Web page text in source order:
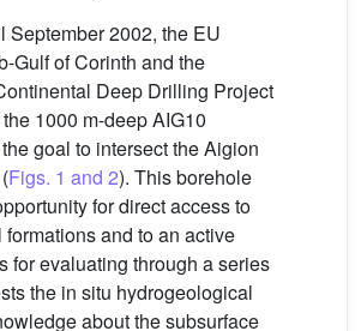
September 2002, the EU
Gulf of Corinth and the
Deep Drilling Project
1000 m-deep AIG10
goal to intersect the Aigion
Figs. 1 and 2). This borehole
for direct access to
and to an active
for evaluating through a series
the in situ hydrogeological
about the subsurface